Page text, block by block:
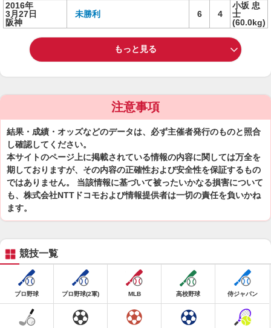
2016年
3月27日
阪神
未勝利 6 4
小坂 忠
士
(60.0kg)
もっと見る
注意事項
結果・成績・オッズなどのデータは、必ず主催者発行のものと照合
し確認してください。
本サイトのページ上に掲載されている情報の内容に関しては万全を
期しておりますが、その内容の正確性および安全性を保証するもの
ではありません。 当該情報に基づいて被ったいかなる損害について
も、株式会社NTTドコモおよび情報提供者は一切の責任を負いかね
ます。
競技一覧
プロ野球 プロ野球(2軍) MLB 高校野球 侍ジャパン